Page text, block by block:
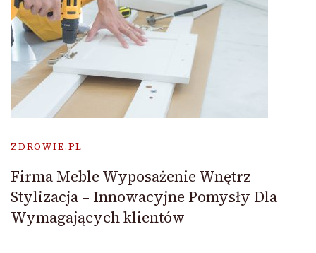
ZDROWIE.PL
Firma Meble Wyposażenie Wnętrz
Stylizacja – Innowacyjne Pomysły Dla
Wymagających klientów